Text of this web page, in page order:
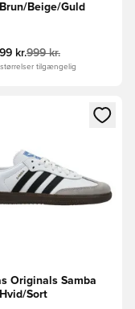
Beige/Guld
kr.999 kr.
tilgængelig
dig som
en Modal til at logge
Originals Samba
Sort